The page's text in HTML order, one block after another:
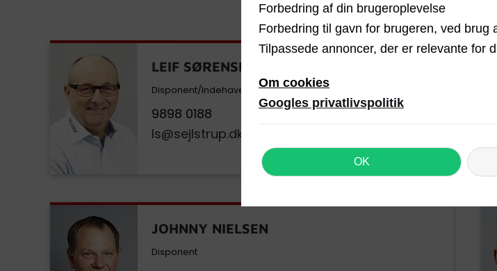
LEIF SØRENSEN
Disponent/Indehaver
9898 0188
ls@sejlstrup.dk
JOHNNY NIELSEN
Disponent
Forbedring af din brugeroplevelse
Forbedring til gavn for brugeren, ved brug
Tilpassede annoncer, der er relevante for
Om cookies
Googles privatlivspolitik
OK